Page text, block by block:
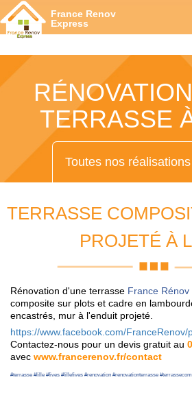
France Renov
Express
TERRASSE
Toutes nos réalisations
TERRASSE
PROJETÉ À
Rénovation d'une terrasse France Rénov
composite sur plots et cadre en
encastrés, mur à l'enduit projeté.
https://www.facebook.com/
Contactez-nous pour un devis gratuit au
avec www.francerenov.fr/contact
#terrasse #lille #fives #lillefives #renovation #renovationterrasse #